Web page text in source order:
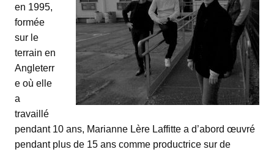
en 1995,
formée
sur le
terrain en
Angleterr
e où elle
a
travaillé
pendant 10 ans, Marianne Lère Laffitte a d’abord œuvré
pendant plus de 15 ans comme productrice sur de